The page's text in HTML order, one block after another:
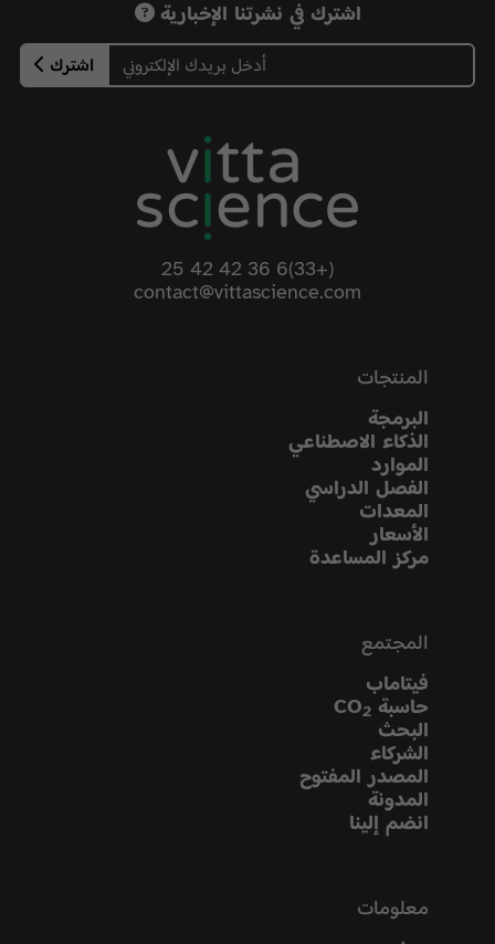
اشترك في نشرتنا الإخبارية
اشترك
(+33)6 36 42 42 25
contact@vittascience.com
المنتجات
البرمجة
الذكاء الاصطناعي
الموارد
الفصل الدراسي
المعدات
الأسعار
مركز المساعدة
المجتمع
فيتاماب
حاسبة CO 2
البحث
الشركاء
المصدر المفتوح
المدونة
انضم إلينا
معلومات